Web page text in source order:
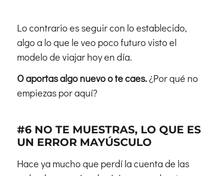
Lo contrario es seguir con lo establecido,
algo a lo que le veo poco futuro visto el
modelo de viajar hoy en día.
O aportas algo nuevo o te caes.¿Por qué no
empiezas por aquí?
#6 NO TE MUESTRAS, LO QUE ES
UN ERROR MAYÚSCULO
Hace ya mucho que perdí la cuenta de las